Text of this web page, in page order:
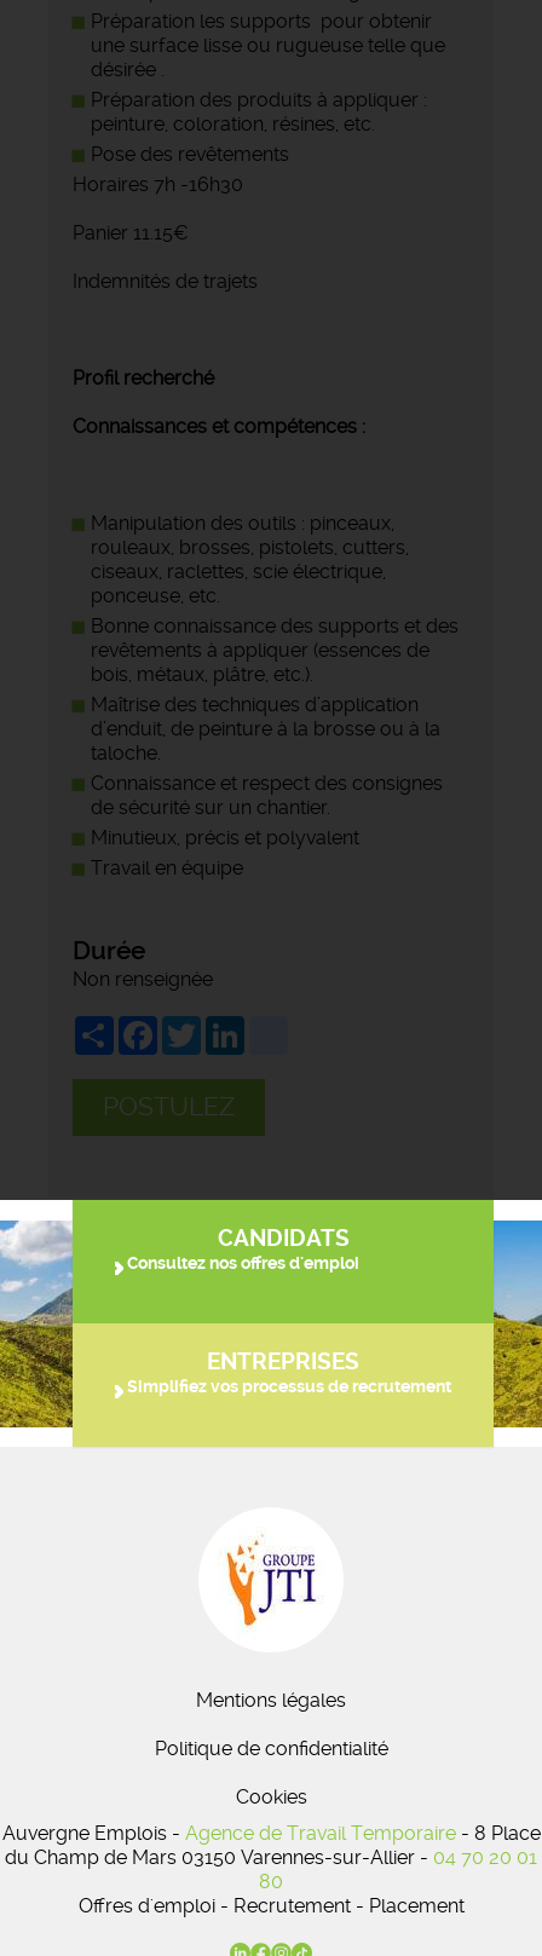
Préparation les supports pour obtenir
une surface lisse ou rugueuse telle que
désirée .
Préparation des produits à appliquer :
peinture, coloration, résines, etc.
Pose des revêtements
Horaires 7h -16h30
Panier 11.15€
Indemnités de trajets
Profil recherché
Connaissances et compétences :
Manipulation des outils : pinceaux,
rouleaux, brosses, pistolets, cutters,
ciseaux, raclettes, scie électrique,
ponceuse, etc.
Bonne connaissance des supports et des
revêtements à appliquer (essences de
bois, métaux, plâtre, etc.).
Maîtrise des techniques d’application
d’enduit, de peinture à la brosse ou à la
taloche.
Connaissance et respect des consignes
de sécurité sur un chantier.
Minutieux, précis et polyvalent
Travail en équipe
Durée
Non renseignée
ShareFacebook
Twitter
POSTULEZ
CANDIDATS
Consultez nos offres d'emploi
ENTREPRISES
Simplifiez vos processus de recrutement
Mentions légales
Politique de confidentialité
Cookies
Auvergne Emplois - Agence de Travail Temporaire- 8 Place
du Champ de Mars 03150 Varennes-sur-Allier - 04 70 20 01
80
Offres d'emploi - Recrutement - Placement